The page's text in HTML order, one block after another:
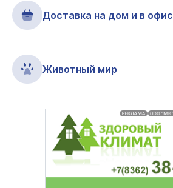
Доставка на дом и в офис
Животный мир